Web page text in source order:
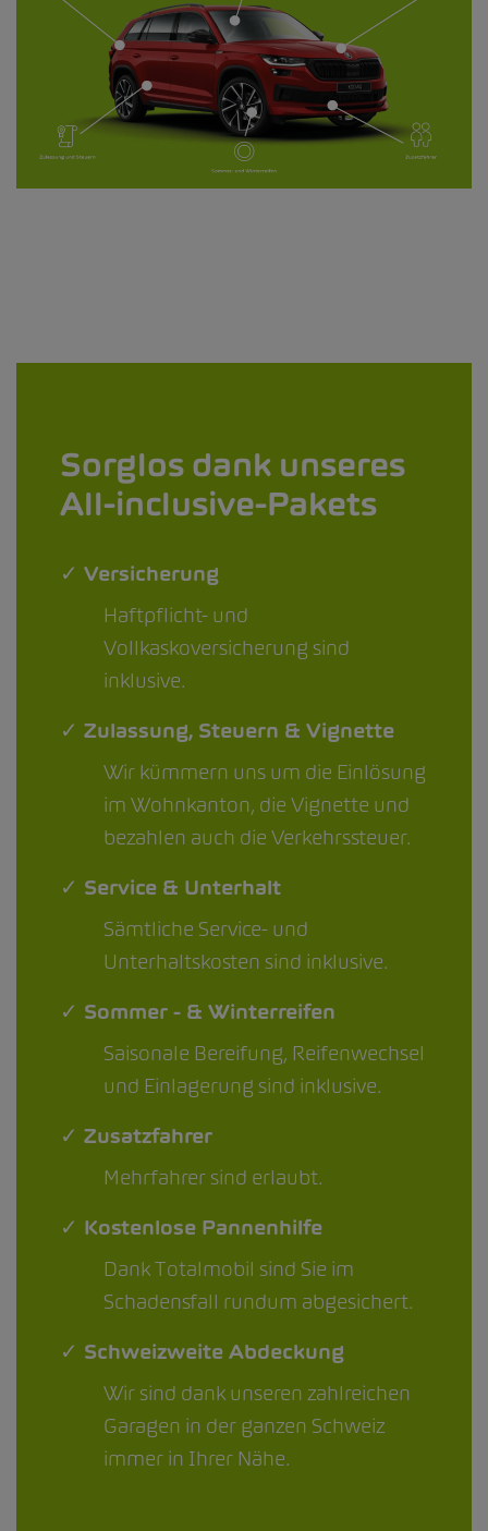
Sorglos dank unseres
All-inclusive-Pakets
✓ Versicherung
Haftpflicht- und
Vollkaskoversicherung sind
inklusive.
✓ Zulassung, Steuern & Vignette
Wir kümmern uns um die Einlösung
im Wohnkanton, die Vignette und
bezahlen auch die Verkehrssteuer.
✓ Service & Unterhalt
Sämtliche Service- und
Unterhaltskosten sind inklusive.
✓ Sommer - & Winterreifen
Saisonale Bereifung, Reifenwechsel
und Einlagerung sind inklusive.
✓ Zusatzfahrer
Mehrfahrer sind erlaubt.
✓ Kostenlose Pannenhilfe
Dank Totalmobil sind Sie im
Schadensfall rundum abgesichert.
✓ Schweizweite Abdeckung
Wir sind dank unseren zahlreichen
Garagen in der ganzen Schweiz
immer in Ihrer Nähe.